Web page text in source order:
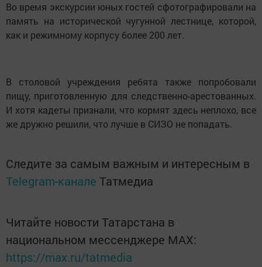
Во время экскурсии юных гостей сфотографировали на
память на исторической чугунной лестнице, которой,
как и режимному корпусу более 200 лет.
В столовой учреждения ребята также попробовали
пищу, приготовленную для следственно-арестованных.
И хотя кадеты признали, что кормят здесь неплохо, все
же дружно решили, что лучше в СИЗО не попадать.
Следите за самым важным и интересным в
Telegram-канале Татмедиа
Читайте новости Татарстана в
национальном мессенджере MАХ:
https://max.ru/tatmedia